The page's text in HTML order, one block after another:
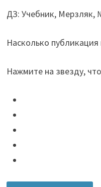
ДЗ: Учебник, Мерзляк,
Насколько публикация
Нажмите на звезду,